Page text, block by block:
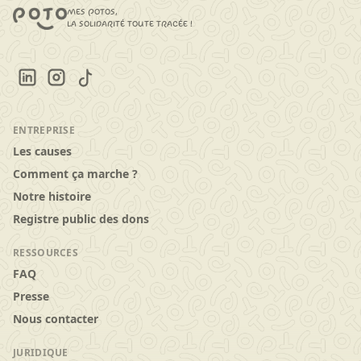
mes potos,
la solidarité toute tracée !
ENTREPRISE
Les causes
Comment ça marche ?
Notre histoire
Registre public des dons
RESSOURCES
FAQ
Presse
Nous contacter
JURIDIQUE